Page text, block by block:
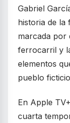
Gabriel
historia de la
marcada por
ferrocarril y
elementos
pueblo
En Apple
cuarta